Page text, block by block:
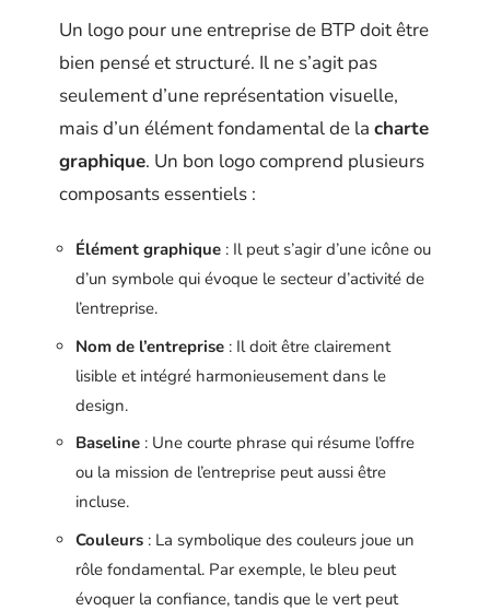
Un logo pour une entreprise de BTP doit être
bien pensé et structuré. Il ne s’agit pas
seulement d’une représentation visuelle,
mais d’un élément fondamental de la charte
graphique. Un bon logo comprend plusieurs
composants essentiels :
Élément graphique : Il peut s’agir d’une icône ou
d’un symbole qui évoque le secteur d’activité de
l’entreprise.
Nom de l’entreprise : Il doit être clairement
lisible et intégré harmonieusement dans le
design.
Baseline : Une courte phrase qui résume l’offre
ou la mission de l’entreprise peut aussi être
incluse.
Couleurs : La symbolique des couleurs joue un
rôle fondamental. Par exemple, le bleu peut
évoquer la confiance, tandis que le vert peut